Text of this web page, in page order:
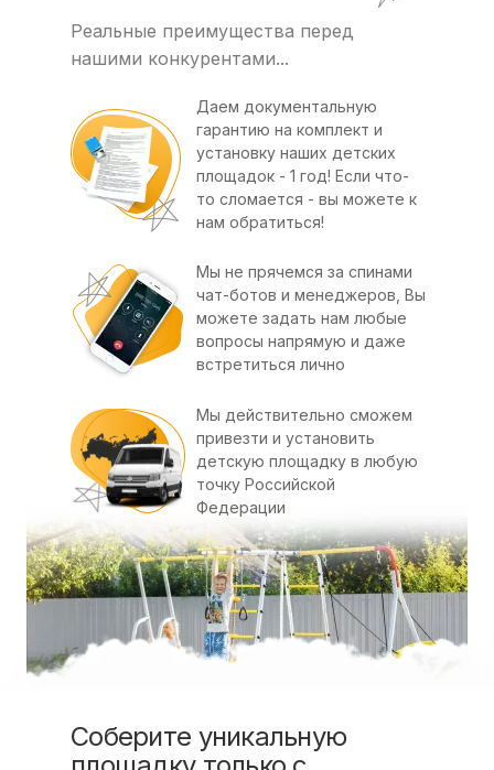
Реальные преимущества перед
нашими конкурентами...
Даем документальную
гарантию на комплект и
установку наших детских
площадок - 1 год! Если что-
то сломается - вы можете к
нам обратиться!
Мы не прячемся за спинами
чат-ботов и менеджеров, Вы
можете задать нам любые
вопросы напрямую и даже
встретиться лично
Мы действительно сможем
привезти и установить
детскую площадку в любую
точку Российской
Федерации
Соберите уникальную